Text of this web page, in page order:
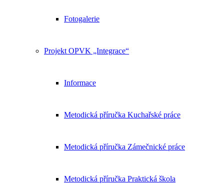
Fotogalerie
Projekt OPVK „Integrace“
Informace
Metodická příručka Kuchařské práce
Metodická příručka Zámečnické práce
Metodická příručka Praktická škola